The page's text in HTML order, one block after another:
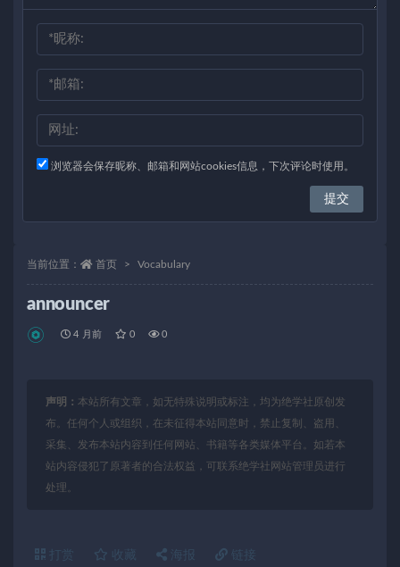
浏览器会保存昵称、邮箱和网站cookies信息，下次评论时使用。
当前位置： 首页 Vocabulary
announcer
4 月前 0 0
声明： 本站所有文章，如无特殊说明或标注，均为绝学社原创发
布。任何个人或组织，在未征得本站同意时，禁止复制、盗用、
采集、发布本站内容到任何网站、书籍等各类媒体平台。如若本
站内容侵犯了原著者的合法权益，可联系绝学社网站管理员进行
处理。
打赏 收藏 海报 链接